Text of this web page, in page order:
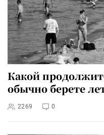
Какой
обычно берете
2269 0